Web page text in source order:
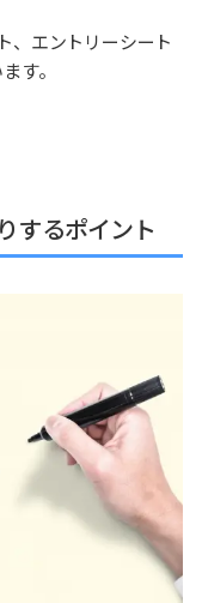
、エントリーシート
す。
するポイント